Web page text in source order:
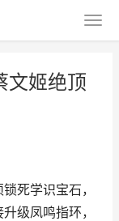
文姬绝顶
死学识宝石，
级凤鸣指环，